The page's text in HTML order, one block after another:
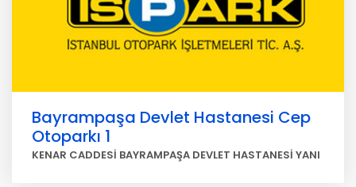
Bayrampaşa Devlet Hastanesi Cep
Otoparkı 1
KENAR CADDESİ BAYRAMPAŞA DEVLET HASTANESİ YANI